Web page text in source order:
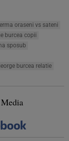
oraseni vs sateni
burcea copii
sposub
burcea relatie